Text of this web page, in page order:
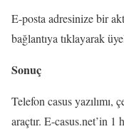
E-posta adresinize bir
bağlantıya tıklayarak
Sonuç
Telefon casus
araçtır. E-casus.net’in 1